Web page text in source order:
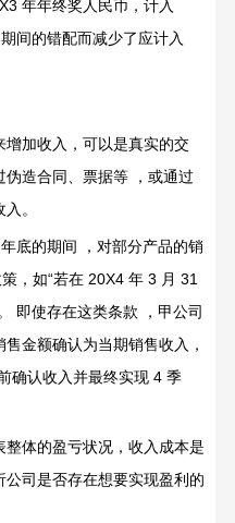
年年终奖人民币，计入
间的错配而减少了应计入
加收入，可以是真实的交
伪造合同、票据等
，或通过
。
底的期间
，对部分产品的销
，如“若在20X4 年3 月 31
即使存在这类条款
，甲公司
金额确认为当期销售收入，
确认收入并最终实现4 季
体的盈亏状况，收入成本是
司是否存在想要实现盈利的